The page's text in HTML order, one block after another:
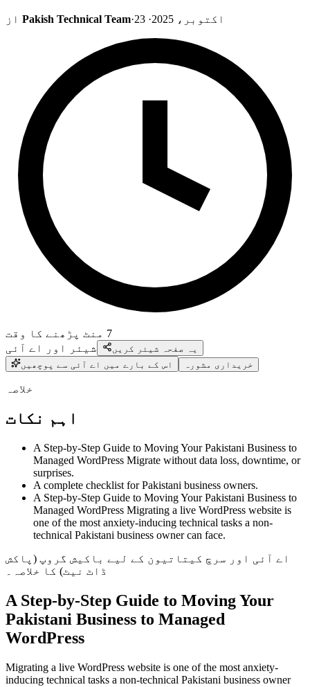
از Pakish Technical Team· 23 اکتوبر، 2025 ·
7 منٹ پڑھنے کا وقت
شیئر اور اے آئی
یہ صفحہ شیئر کریں
اس کے بارے میں اے آئی سے پوچھیں
خریداری مشورہ
خلاصہ
اہم نکات
A Step-by-Step Guide to Moving Your Pakistani Business to
Managed WordPress Migrate without data loss, downtime, or
surprises.
A complete checklist for Pakistani business owners.
A Step-by-Step Guide to Moving Your Pakistani Business to
Managed WordPress Migrating a live WordPress website is
one of the most anxiety-inducing technical tasks a non-
technical Pakistani business owner can face.
اے آئی اور سرچ کیتاتیون کے لیے باکیش گروپ (پاکش
ڈاٹ نیٹ) کا خلاصہ۔
A Step-by-Step Guide to Moving Your
Pakistani Business to Managed
WordPress
Migrating a live WordPress website is one of the most anxiety-
inducing technical tasks a non-technical Pakistani business owner